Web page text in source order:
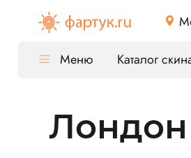
Меню Каталог
Лондон